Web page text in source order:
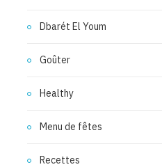
Dbarét El Youm
Goûter
Healthy
Menu de fêtes
Recettes